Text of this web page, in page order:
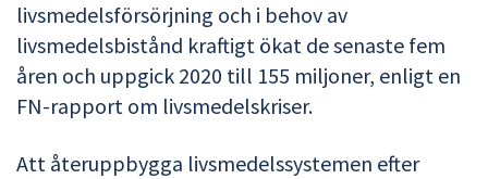
livsmedelsförsörjning och i behov av
livsmedelsbistånd kraftigt ökat de senaste fem
åren och uppgick 2020 till 155 miljoner, enligt en
FN-rapport om livsmedelskriser.
Att återuppbygga livsmedelssystemen efter